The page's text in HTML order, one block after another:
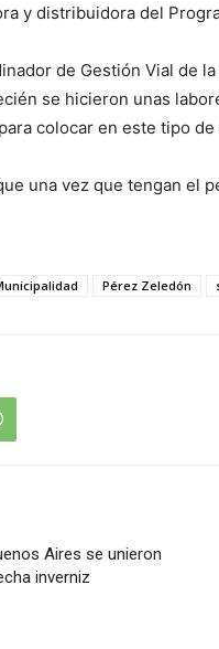
y distribuidora del
de Gestión Vial de
se hicieron unas
colocar en este tipo de
una vez que tengan el
Pérez Zeledón
Aires se unieron
inverniz